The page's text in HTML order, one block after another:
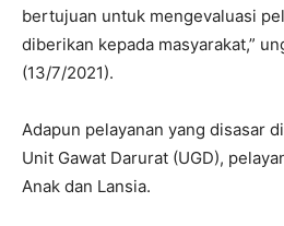
bertujuan untuk mengevaluasi
diberikan kepada masyarakat,”
(13/7/2021).
Adapun pelayanan yang disasar
Unit Gawat Darurat (UGD),
Anak dan Lansia.